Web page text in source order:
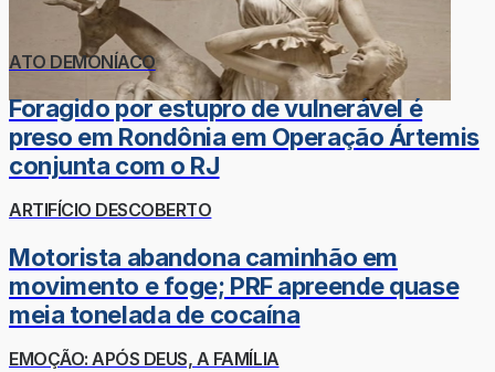
ATO DEMONÍACO
Foragido por estupro de vulnerável é
preso em Rondônia em Operação Ártemis
conjunta com o RJ
ARTIFÍCIO DESCOBERTO
Motorista abandona caminhão em
movimento e foge; PRF apreende quase
meia tonelada de cocaína
EMOÇÃO: APÓS DEUS, A FAMÍLIA